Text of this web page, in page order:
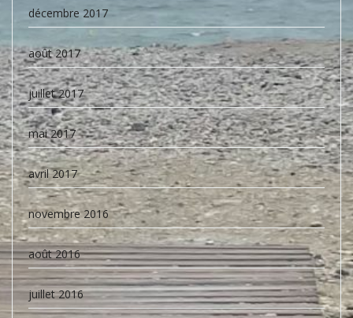
décembre 2017
août 2017
juillet 2017
mai 2017
avril 2017
novembre 2016
août 2016
juillet 2016